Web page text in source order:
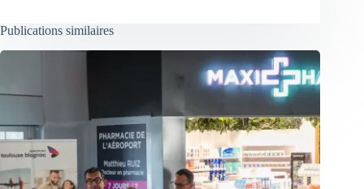
Publications similaires